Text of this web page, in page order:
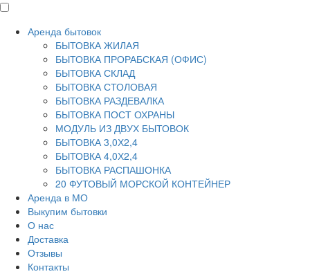
Аренда бытовок
БЫТОВКА ЖИЛАЯ
БЫТОВКА ПРОРАБСКАЯ (ОФИС)
БЫТОВКА СКЛАД
БЫТОВКА СТОЛОВАЯ
БЫТОВКА РАЗДЕВАЛКА
БЫТОВКА ПОСТ ОХРАНЫ
МОДУЛЬ ИЗ ДВУХ БЫТОВОК
БЫТОВКА 3,0Х2,4
БЫТОВКА 4,0Х2,4
БЫТОВКА РАСПАШОНКА
20 ФУТОВЫЙ МОРСКОЙ КОНТЕЙНЕР
Аренда в МО
Выкупим бытовки
О нас
Доставка
Отзывы
Контакты